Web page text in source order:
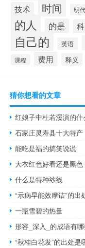
技术 时间 明代
的人 的是
自己的 英语
课程 费用 释义
猜你想看的文章
红娘子中杜若溪演的
石家庄灵寿县十大特产
能吃是福的搞笑说说
大衣红色好看还是黑色
什么是特种纱线
“示病早能效摩诘”的出
一瓶雪碧的热量
形容_深入_的成语有
“秋桂白花发”的出处是